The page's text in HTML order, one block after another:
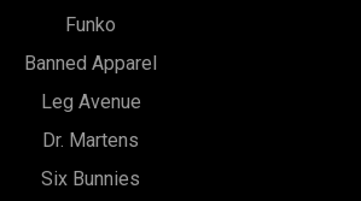
Funko
Banned Apparel
Leg Avenue
Dr. Martens
Six Bunnies